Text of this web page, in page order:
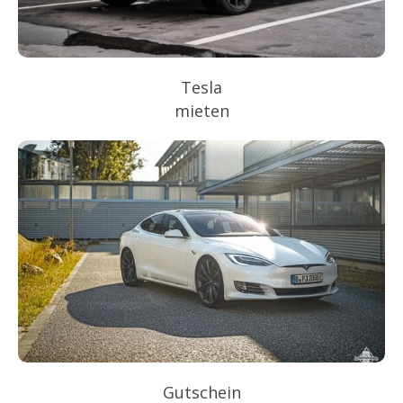
Tesla
mieten
Gutschein